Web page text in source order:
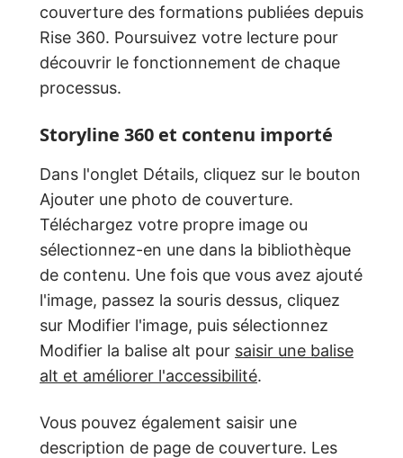
couverture des formations publiées depuis
Rise 360. Poursuivez votre lecture pour
découvrir le fonctionnement de chaque
processus.
Storyline 360 et contenu importé
Dans l'onglet Détails, cliquez sur le bouton
Ajouter une photo de couverture.
Téléchargez votre propre image ou
sélectionnez-en une dans la bibliothèque
de contenu. Une fois que vous avez ajouté
l'image, passez la souris dessus, cliquez
sur Modifier l'image, puis sélectionnez
Modifier la balise alt pour saisir une balise
alt et améliorer l'accessibilité.
Vous pouvez également saisir une
description de page de couverture. Les